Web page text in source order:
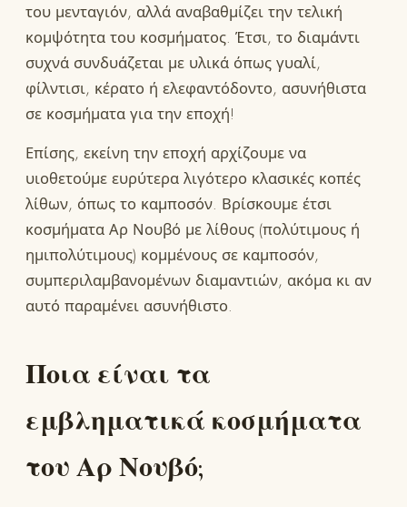
του μενταγιόν, αλλά αναβαθμίζει την τελική
κομψότητα του κοσμήματος. Έτσι, το διαμάντι
συχνά συνδυάζεται με υλικά όπως γυαλί,
φίλντισι, κέρατο ή ελεφαντόδοντο, ασυνήθιστα
σε κοσμήματα για την εποχή!
Επίσης, εκείνη την εποχή αρχίζουμε να
υιοθετούμε ευρύτερα λιγότερο κλασικές κοπές
λίθων, όπως το καμποσόν. Βρίσκουμε έτσι
κοσμήματα Αρ Νουβό με λίθους (πολύτιμους ή
ημιπολύτιμους) κομμένους σε καμποσόν,
συμπεριλαμβανομένων διαμαντιών, ακόμα κι αν
αυτό παραμένει ασυνήθιστο.
Ποια είναι τα
εμβληματικά κοσμήματα
του Αρ Νουβό;